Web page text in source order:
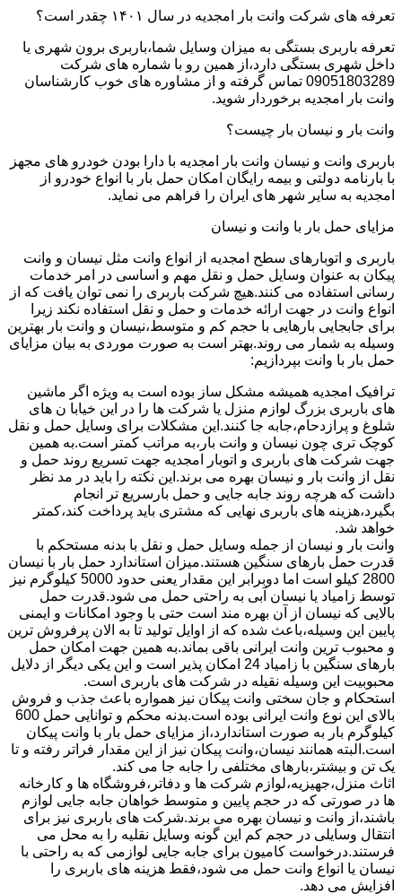
تعرفه های شرکت وانت بار امجدیه در سال ۱۴۰۱ چقدر است؟
تعرفه باربری بستگی به میزان وسایل شما،باربری برون شهری یا
داخل شهری بستگی دارد،از همین رو با شماره های شرکت
09051803289 تماس گرفته و از مشاوره های خوب کارشناسان
وانت بار امجدیه برخوردار شوید.
وانت بار و نیسان بار چیست؟
باربری وانت و نیسان وانت بار امجدیه با دارا بودن خودرو های مجهز
با بارنامه دولتی و بیمه رایگان امکان حمل بار با انواع خودرو از
امجدیه به سایر شهر های ایران را فراهم می نماید.
مزایای حمل بار با وانت و نیسان
باربری و اتوبارهای سطح امجدیه از انواع وانت مثل نیسان و وانت
پیکان به عنوان وسایل حمل و نقل مهم و اساسی در امر خدمات
رسانی استفاده می کنند.هیچ شرکت باربری را نمی توان یافت که از
انواع وانت در جهت ارائه خدمات و حمل و نقل استفاده نکند زیرا
برای جابجایی بارهایی با حجم کم و متوسط،نیسان و وانت بار بهترین
وسیله به شمار می روند.بهتر است به صورت موردی به بیان مزایای
حمل بار با وانت بپردازیم:
ترافیک امجدیه همیشه مشکل ساز بوده است به ویژه اگر ماشین
های باربری بزرگ لوازم منزل یا شرکت ها را در این خیابا ن های
شلوغ و پرازدحام،جابه جا کنند.این مشکلات برای وسایل حمل و نقل
کوچک تری چون نیسان و وانت بار،به مراتب کمتر است.به همین
جهت شرکت های باربری و اتوبار امجدیه جهت تسریع روند حمل و
نقل از وانت بار و نیسان بهره می برند.این نکته را باید در مد نظر
داشت که هرچه روند جابه جایی و حمل بارسریع تر انجام
بگیرد،هزینه های باربری نهایی که مشتری باید پرداخت کند،کمتر
خواهد شد.
وانت بار و نیسان از جمله وسایل حمل و نقل با بدنه مستحکم با
قدرت حمل بارهای سنگین هستند.میزان استاندارد حمل بار با نیسان
2800 کیلو است اما دوبرابر این مقدار یعنی حدود 5000 کیلوگرم نیز
توسط زامیاد یا نیسان آبی به راحتی حمل می شود.قدرت حمل
بالایی که نیسان از آن بهره مند است حتی با وجود امکانات و ایمنی
پایین این وسیله،باعث شده که از اوایل تولید تا به الان پرفروش ترین
و محبوب ترین وانت ایرانی باقی بماند.به همین جهت امکان حمل
بارهای سنگین با زامیاد 24 امکان پذیر است و این یکی دیگر از دلایل
محبوبیت این وسیله نقیله در شرکت های باربری است.
استحکام و جان سختی وانت پیکان نیز همواره باعث جذب و فروش
بالای این نوع وانت ایرانی بوده است.بدنه محکم و توانایی حمل 600
کیلوگرم بار به صورت استاندارد،از مزایای حمل بار با وانت پیکان
است.البته همانند نیسان،وانت پیکان نیز از این مقدار فراتر رفته و تا
یک تن و بیشتر،بارهای مختلفی را جابه جا می کند.
اثاث منزل،جهیزیه،لوازم شرکت ها و دفاتر،فروشگاه ها و کارخانه
ها در صورتی که در حجم پایین و متوسط خواهان جابه جایی لوازم
باشند،از وانت و نیسان بهره می برند.شرکت های باربری نیز برای
انتقال وسایلی در حجم کم این گونه وسایل نقلیه را به محل می
فرستند.درخواست کامیون برای جابه جایی لوازمی که به راحتی با
نیسان یا انواع وانت حمل می شود،فقط هزینه های باربری را
افزایش می دهد.